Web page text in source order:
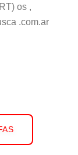
os ,
.com.ar